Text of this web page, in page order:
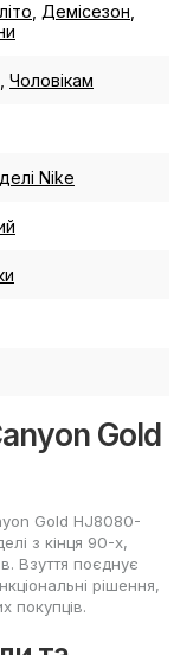
Демісезон
Чоловікам
Nike
Gold
Gold HJ8080-
з кінця 90-х,
Взуття поєднує
рішення,
покупців.